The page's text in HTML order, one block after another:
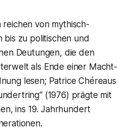
reichen von mythisch-
bis zu politischen und
Deutungen, die den
als Ende einer Macht-
lesen; Patrice Chéreaus
(1976) prägte mit
ins 19. Jahrhundert